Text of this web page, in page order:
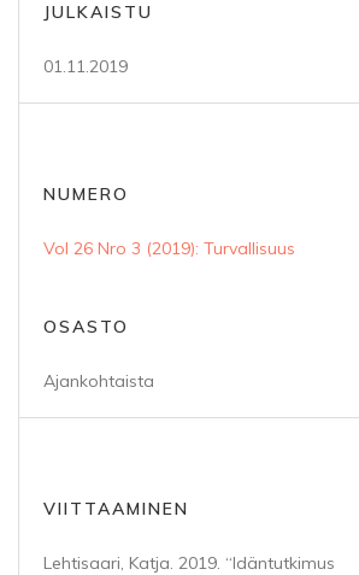
JULKAISTU
01.11.2019
NUMERO
Vol 26 Nro 3 (2019): Turvallisuus
OSASTO
Ajankohtaista
VIITTAAMINEN
Lehtisaari, Katja. 2019. “Idäntutkimus